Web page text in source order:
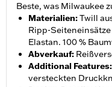
Beste, was Milwaukee
Materialien:Twill
Ripp-Seiteneinsätze
Elastan. 100 %
Abverkauf:
Additional Features:
versteckten